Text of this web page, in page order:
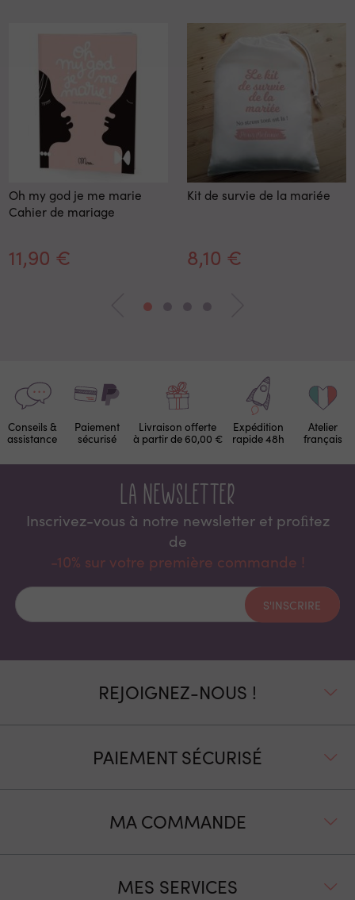
Oh my god je me marie
Cahier de mariage
11,90 €
Kit de survie de la mariée
8,10 €
Conseils &
assistance
Paiement
sécurisé
Livraison offerte
à partir de 60,00 €
Expédition
rapide 48h
Atelier
français
La newsletter
Inscrivez-vous à notre newsletter et proﬁtez
de
-10% sur votre première commande !
S'INSCRIRE
REJOIGNEZ-NOUS !
PAIEMENT SÉCURISÉ
MA COMMANDE
MES SERVICES